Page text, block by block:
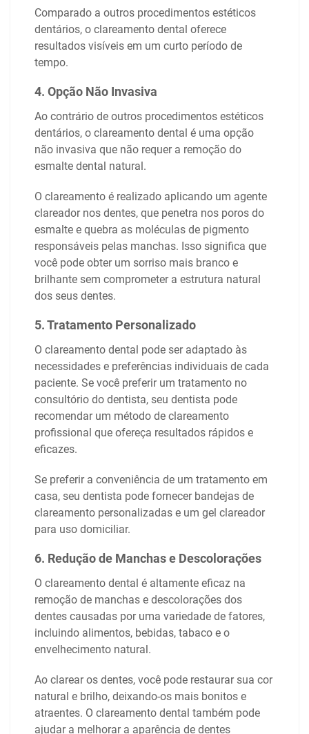
Comparado a outros procedimentos estéticos
dentários, o clareamento dental oferece
resultados visíveis em um curto período de
tempo.
4. Opção Não Invasiva
Ao contrário de outros procedimentos estéticos
dentários, o clareamento dental é uma opção
não invasiva que não requer a remoção do
esmalte dental natural.
O clareamento é realizado aplicando um agente
clareador nos dentes, que penetra nos poros do
esmalte e quebra as moléculas de pigmento
responsáveis pelas manchas. Isso significa que
você pode obter um sorriso mais branco e
brilhante sem comprometer a estrutura natural
dos seus dentes.
5. Tratamento Personalizado
O clareamento dental pode ser adaptado às
necessidades e preferências individuais de cada
paciente. Se você preferir um tratamento no
consultório do dentista, seu dentista pode
recomendar um método de clareamento
profissional que ofereça resultados rápidos e
eficazes.
Se preferir a conveniência de um tratamento em
casa, seu dentista pode fornecer bandejas de
clareamento personalizadas e um gel clareador
para uso domiciliar.
6. Redução de Manchas e Descolorações
O clareamento dental é altamente eficaz na
remoção de manchas e descolorações dos
dentes causadas por uma variedade de fatores,
incluindo alimentos, bebidas, tabaco e o
envelhecimento natural.
Ao clarear os dentes, você pode restaurar sua cor
natural e brilho, deixando-os mais bonitos e
atraentes. O clareamento dental também pode
ajudar a melhorar a aparência de dentes